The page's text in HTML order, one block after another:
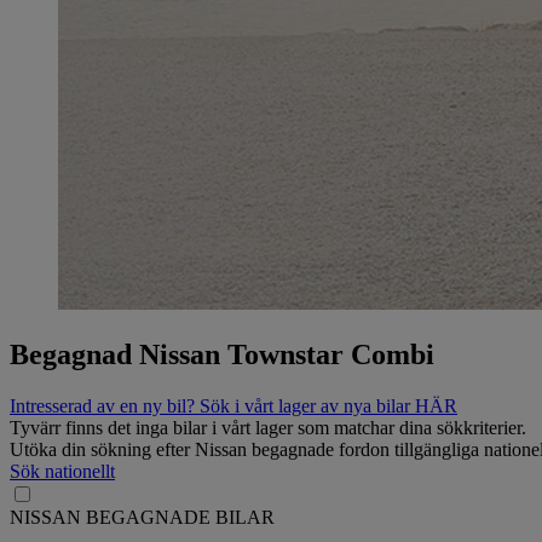
Begagnad Nissan Townstar Combi
Intresserad av en ny bil? Sök i vårt lager av nya bilar HÄR
Tyvärr finns det inga bilar i vårt lager som matchar dina sökkriterier.
Utöka din sökning efter Nissan begagnade fordon tillgängliga
Sök nationellt
NISSAN BEGAGNADE BILAR